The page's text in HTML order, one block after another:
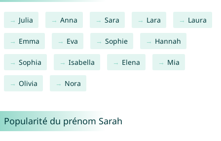
Julia Anna Sara Lara Laura
Emma Eva Sophie Hannah
Sophia Isabella Elena Mia
Olivia Nora
Popularité du prénom Sarah